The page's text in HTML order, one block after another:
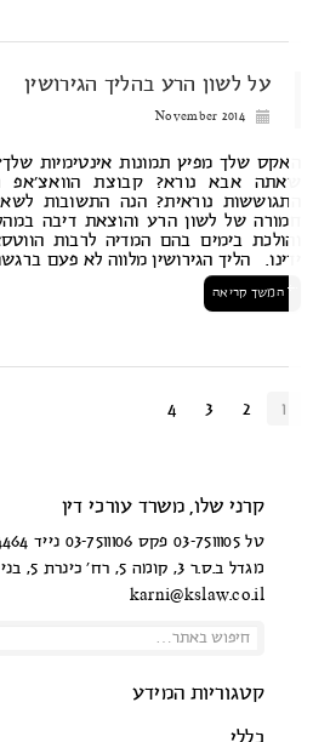
על לשון הרע בהליך הגירושין
November 2014
שלך מפיץ תמונות אינטימיות שלך?
אבא נורא? קבוצת הוואצ’אפ
נוראית? הנה התשובות
של לשון הרע והוצאת דיבה במהלך
בימים בהם המדיה לרבות הווטסאפ
הליך הגירושין מלווה לא פעם ברגשות
המשך קריאה
קרני שלו, משרד עורכי דין
מגדל ב.ס.ר 3, קומה 5, רח’ כינרת 5, בני ברק 5120109
karni@kslaw.co.il
קטגוריות המידע